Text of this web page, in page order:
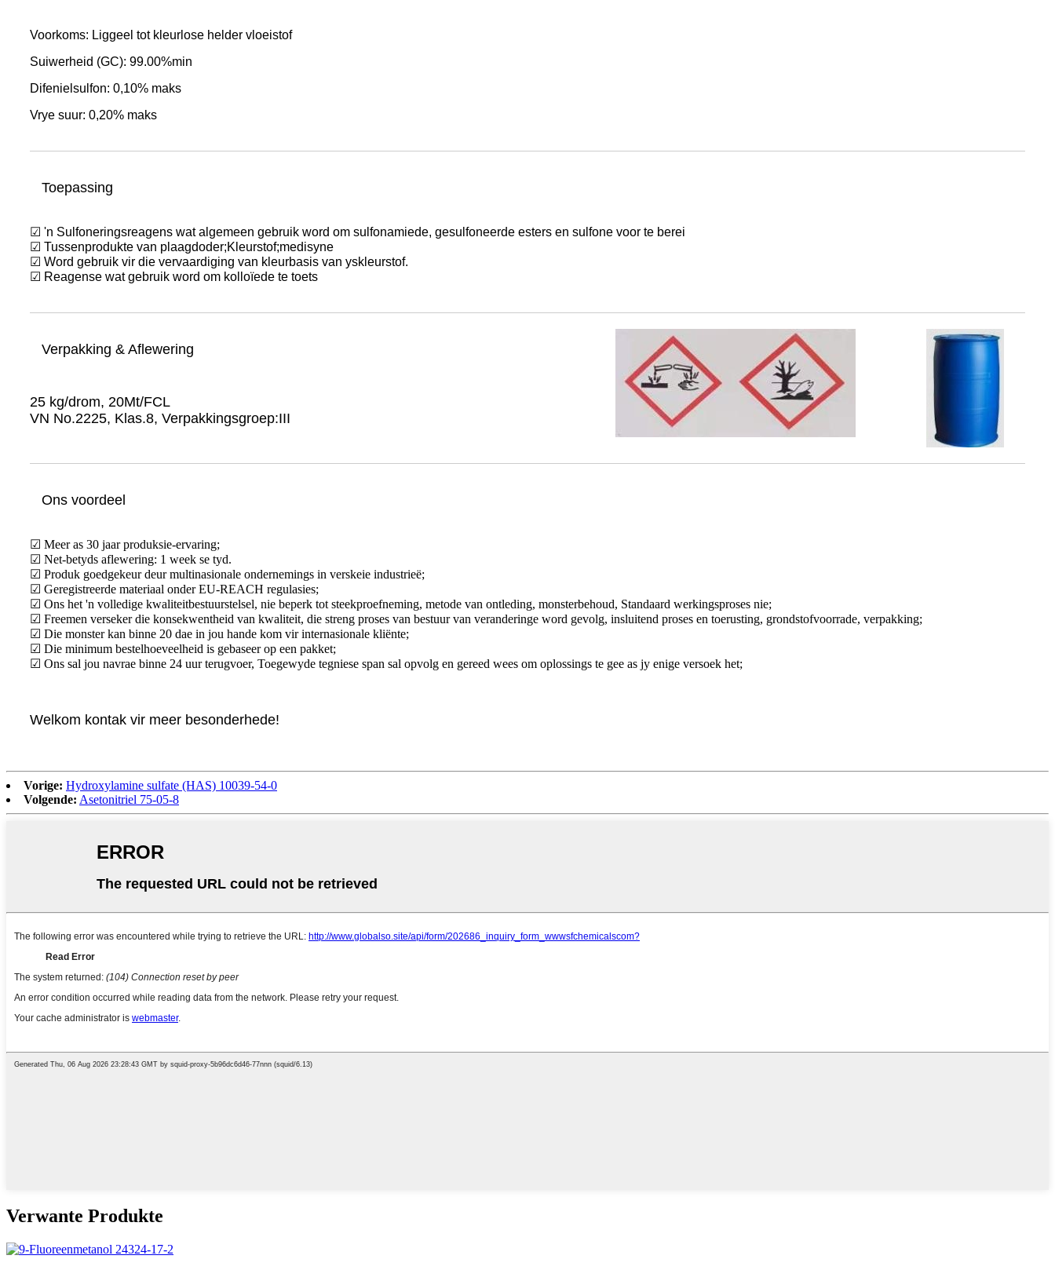
Voorkoms: Liggeel tot kleurlose helder vloeistof
Suiwerheid (GC): 99.00%min
Difenielsulfon: 0,10% maks
Vrye suur: 0,20% maks
Toepassing
☑ 'n Sulfoneringsreagens wat algemeen gebruik word om sulfonamiede, gesulfoneerde esters en sulfone voor te berei
☑ Tussenprodukte van plaagdoder;Kleurstof;medisyne
☑ Word gebruik vir die vervaardiging van kleurbasis van yskleurstof.
☑ Reagense wat gebruik word om kolloïede te toets
Verpakking & Aflewering
25 kg/drom, 20Mt/FCL
VN No.2225, Klas.8, Verpakkingsgroep:III
Ons voordeel
☑ Meer as 30 jaar produksie-ervaring;
☑ Net-betyds aflewering: 1 week se tyd.
☑ Produk goedgekeur deur multinasionale ondernemings in verskeie industrieë;
☑ Geregistreerde materiaal onder EU-REACH regulasies;
☑ Ons het 'n volledige kwaliteitbestuurstelsel, nie beperk tot steekproefneming, metode van ontleding, monsterbehoud, Standaard werkingsproses nie;
☑ Freemen verseker die konsekwentheid van kwaliteit, die streng proses van bestuur van veranderinge word gevolg, insluitend proses en toerusting, grondstofvoorrade, verpakking;
☑ Die monster kan binne 20 dae in jou hande kom vir internasionale kliënte;
☑ Die minimum bestelhoeveelheid is gebaseer op een pakket;
☑ Ons sal jou navrae binne 24 uur terugvoer, Toegewyde tegniese span sal opvolg en gereed wees om oplossings te gee as jy enige versoek het;
Welkom kontak vir meer besonderhede!
Vorige: Hydroxylamine sulfate (HAS) 10039-54-0
Volgende: Asetonitriel 75-05-8
Verwante Produkte